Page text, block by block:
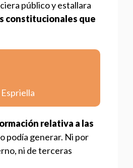
público y estallara
constitucionales que
relativa a las
podía generar. Ni por
ni de terceras